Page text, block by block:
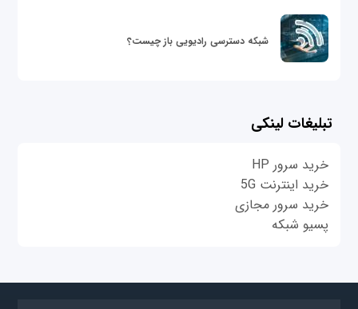
شبکه دسترسی رادیویی باز چیست؟
تبلیغات لینکی
خرید سرور HP
خرید اینترنت 5G
خرید سرور مجازی
پسیو شبکه